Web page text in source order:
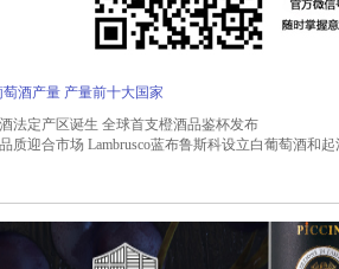
萄酒产量 产量前十大国家
法定产区诞生 全球首支橙酒品鉴杯发布
质迎合市场 Lambrusco蓝布鲁斯科设立白葡萄酒和